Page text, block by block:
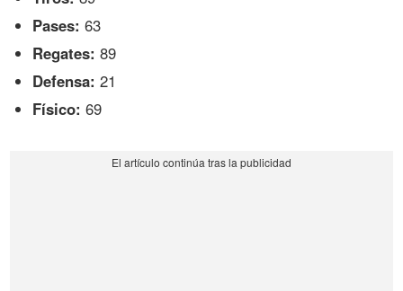
Pases: 63
Regates: 89
Defensa: 21
Físico: 69